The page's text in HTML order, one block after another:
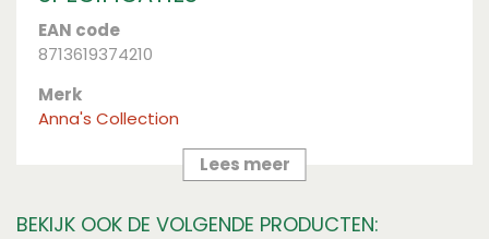
EAN code
8713619374210
Merk
Anna's Collection
Lees meer
BEKIJK OOK DE VOLGENDE PRODUCTEN: